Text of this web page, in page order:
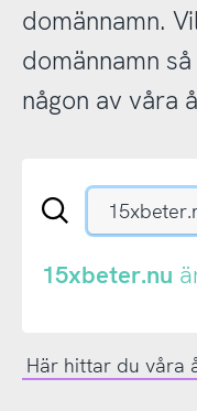
domännamn.
domännamn
någon av våra
Sök
eller
15xbeter.nu
Här hittar du våra